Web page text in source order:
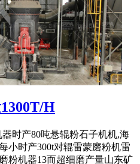
H
时产80吨悬辊粉石子机机,海
小时产300t对辊雷蒙磨粉机雷
粉机器13而超细磨产量山东矿